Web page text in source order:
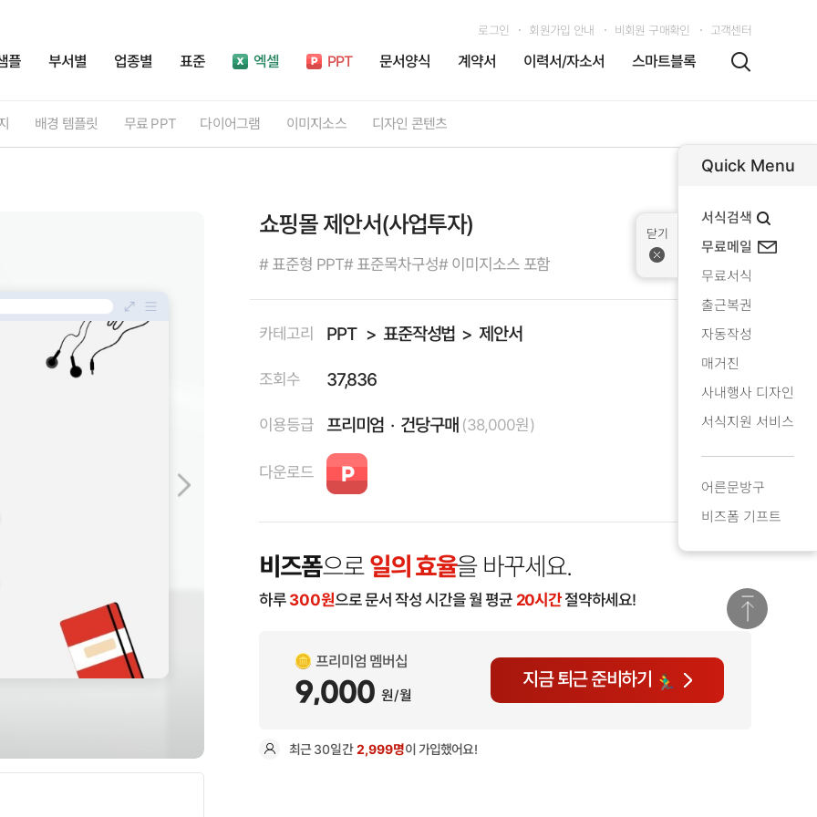
플 부서별 업종별 표준 엑셀 PPT 문서양식 계약서 이력서/자소서 스마트블록
로그인 회원가입 안내 비회원 구매확인 고객센터
배경 템플릿 무료 PPT 다이어그램 이미지소스 디자인 콘텐츠
쇼핑몰 제안서(사업투자)
# 표준형 PPT# 표준목차구성# 이미지소스 포함
카테고리 PPT 표준작성법 제안서
조회수 37,836
이용등급 프리미엄 건당구매 (38,000원)
다운로드
비즈폼으로일의 효율을 바꾸세요.
하루 300원으로 문서 작성 시간을 월 평균 20시간절약하세요!
프리미엄 멤버십
9,000 원/월
지금 퇴근 준비하기
최근30일간2,999명이 가입했어요!
Quick Menu
서식검색
무료메일
무료서식
출근복권
자동작성
매거진
사내행사 디자인
서식지원 서비스
어른문방구
비즈폼 기프트